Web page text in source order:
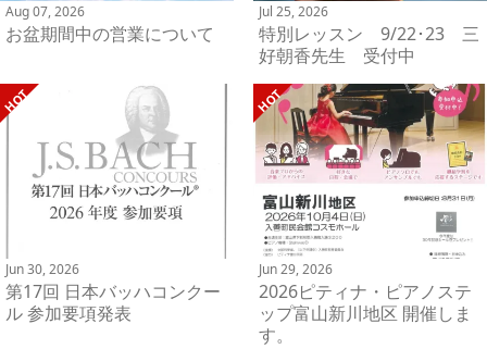
Aug 07, 2026
お盆期間中の営業について
Jul 25, 2026
特別レッスン 9/22･23 三
好朝香先生 受付中
Jun 30, 2026
第17回 日本バッハコンクー
ル 参加要項発表
Jun 29, 2026
2026ピティナ・ピアノステ
ップ富山新川地区 開催しま
す。